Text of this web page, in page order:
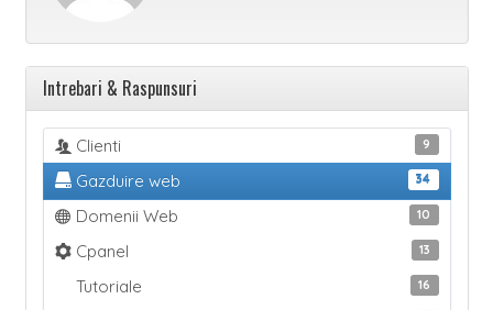
Intrebari & Raspunsuri
9
Clienti
34
Gazduire web
10
Domenii Web
13
Cpanel
16
Tutoriale